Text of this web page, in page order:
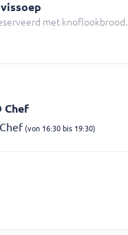
met knoflookbrood.
Chef
(von 16:30 bis 19:30)